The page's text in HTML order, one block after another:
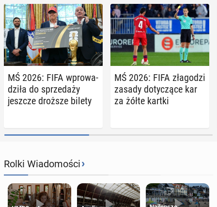
MŚ 2026: FIFA wpro­wa­
dzi­ła do sprze­da­ży
jeszcze droższe bilety
MŚ 2026: FIFA zła­go­dzi
zasady do­ty­czą­ce kar
za żółte kartki
Rolki Wiadomości›